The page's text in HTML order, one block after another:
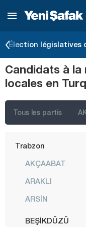
Élection législatives
Candidats à la
locales en
Tous les partis
Şanlıurfa
Şırnak
Sivas
Tokat
Trabzon
AKÇAABAT
ARAKLI
ARSİN
BEŞİKDÜZÜ